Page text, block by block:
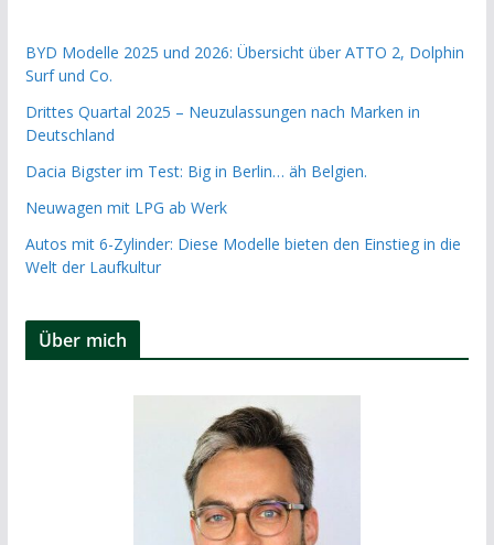
BYD Modelle 2025 und 2026: Übersicht über ATTO 2, Dolphin
Surf und Co.
Drittes Quartal 2025 – Neuzulassungen nach Marken in
Deutschland
Dacia Bigster im Test: Big in Berlin… äh Belgien.
Neuwagen mit LPG ab Werk
Autos mit 6-Zylinder: Diese Modelle bieten den Einstieg in die
Welt der Laufkultur
Über mich